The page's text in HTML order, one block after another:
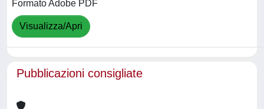
Formato Adobe PDF
Visualizza/Apri
Pubblicazioni consigliate